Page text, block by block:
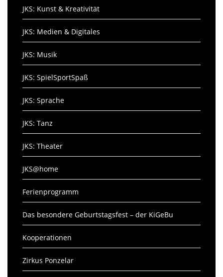
JKS: Kunst & Kreativität
JKS: Medien & Digitales
JKS: Musik
JKS: SpielSportSpaß
JKS: Sprache
JKS: Tanz
JKS: Theater
JKS@home
Ferienprogramm
Das besondere Geburtstagsfest – der KiGeBu
Kooperationen
Zirkus Ponzelar